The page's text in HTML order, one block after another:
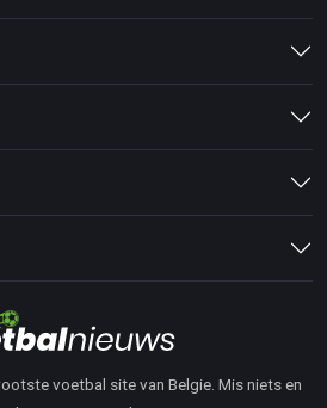
voetbal site van Belgie. Mis niets en